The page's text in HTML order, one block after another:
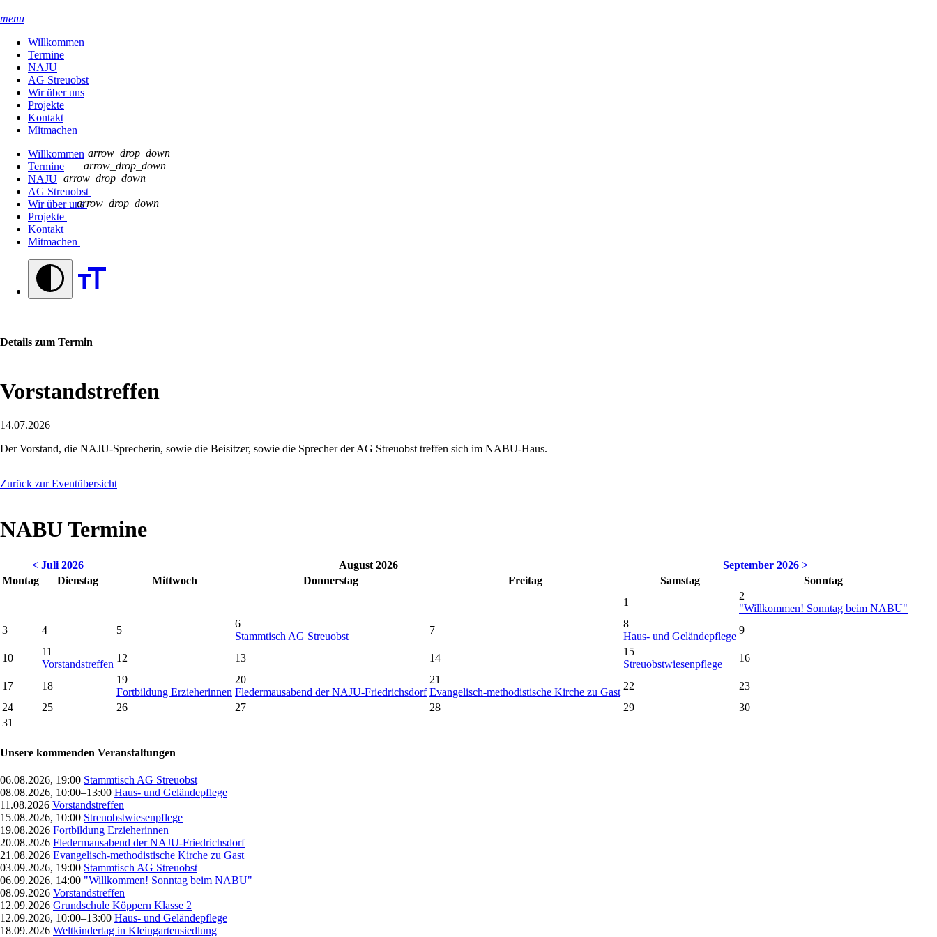
menu
Willkommen
Termine
NAJU
AG Streuobst
Wir über uns
Projekte
Kontakt
Mitmachen
Willkommen
Termine
NAJU
AG Streuobst
arrow_drop_down
Wir über uns
arrow_drop_down
Projekte
arrow_drop_down
Kontakt
Mitmachen
arrow_drop_down
Details zum Termin
Vorstandstreffen
14.07.2026
Der Vorstand, die NAJU-Sprecherin, sowie die Beisitzer, sowie die Sprecher der AG Streuobst treffen sich im NABU-Haus.
Zurück zur Eventübersicht
NABU Termine
< Juli 2026 August 2026
September 2026 >
Montag
Dienstag Mittwoch Donnerstag Freitag Samstag
Sonntag
1
2
"Willkommen! Sonntag beim NABU"
3
4 5
6
Stammtisch AG Streuobst
7
8
Haus- und Geländepflege
9
10
11
Vorstandstreffen
12 13 14
15
Streuobstwiesenpflege
16
17 18
19
Fortbildung Erzieherinnen
20
Fledermausabend der NAJU-Friedrichsdorf
21
Evangelisch-methodistische Kirche zu Gast
22
23
24
25 26 27 28 29
30
31
Unsere kommenden Veranstaltungen
06.08.2026, 19:00 Stammtisch AG Streuobst
08.08.2026, 10:00–13:00 Haus- und Geländepflege
11.08.2026 Vorstandstreffen
15.08.2026, 10:00 Streuobstwiesenpflege
19.08.2026 Fortbildung Erzieherinnen
20.08.2026 Fledermausabend der NAJU-Friedrichsdorf
21.08.2026 Evangelisch-methodistische Kirche zu Gast
03.09.2026, 19:00 Stammtisch AG Streuobst
06.09.2026, 14:00 "Willkommen! Sonntag beim NABU"
08.09.2026 Vorstandstreffen
12.09.2026 Grundschule Köppern Klasse 2
12.09.2026, 10:00–13:00 Haus- und Geländepflege
18.09.2026 Weltkindertag in Kleingartensiedlung